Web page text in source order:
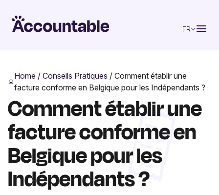
FR
Home / Conseils Pratiques / Comment établir une
facture conforme en Belgique pour les Indépendants ?
Comment établir une
facture conforme en
Belgique pour les
Indépendants ?